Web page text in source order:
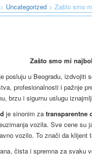
> Uncategorized > Zašto smo
Zašto smo mi
posluju u Beogradu,
profesionalnosti i pažnje
brzu i sigurnu uslugu
je sinonim zatransparentne
vozila. Sve cene
vozilo. To znači da
čista i spremna za svaku